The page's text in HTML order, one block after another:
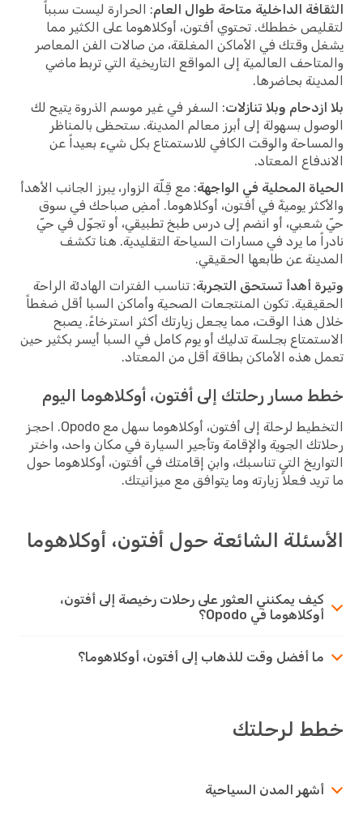
الثقافة الداخلية متاحة طوال العام: الحرارة ليست سبباً
لتقليص خططك. تحتوي أفتون، أوكلاهوما على الكثير مما
يشغل وقتك في الأماكن المغلقة، من صالات الفن المعاصر
والمتاحف العالمية إلى المواقع التاريخية التي تربط ماضي
المدينة بحاضرها.
بلا ازدحام وبلا تنازلات: السفر في غير موسم الذروة يتيح لك
الوصول بسهولة إلى أبرز معالم المدينة. ستحظى بالمناظر
والمساحة والوقت الكافي للاستمتاع بكل شيء بعيداً عن
الاندفاع المعتاد.
الحياة المحلية في الواجهة: مع قِلّة الزوار، يبرز الجانب الأهدأ
والأكثر يوميةً في أفتون، أوكلاهوما. أمضِ صباحك في سوق
حيّ شعبي، أو انضم إلى درس طبخ تطبيقي، أو تجوّل في حيّ
نادراً ما يرد في مسارات السياحة التقليدية. هنا تكشف
المدينة عن طابعها الحقيقي.
وتيرة أهدأ تستحق التجربة: تناسب الفترات الهادئة الراحة
الحقيقية. تكون المنتجعات الصحية وأماكن السبا أقل ضغطاً
خلال هذا الوقت، مما يجعل زيارتك أكثر استرخاءً. يصبح
الاستمتاع بجلسة تدليك أو يوم كامل في السبا أيسر بكثير حين
تعمل هذه الأماكن بطاقة أقل من المعتاد.
خطط مسار رحلتك إلى أفتون، أوكلاهوما اليوم
التخطيط لرحلة إلى أفتون، أوكلاهوما سهل مع Opodo. احجز
رحلاتك الجوية والإقامة وتأجير السيارة في مكان واحد، واختر
التواريخ التي تناسبك، وابنِ إقامتك في أفتون، أوكلاهوما حول
ما تريد فعلاً زيارته وما يتوافق مع ميزانيتك.
الأسئلة الشائعة حول أفتون، أوكلاهوما
كيف يمكنني العثور على رحلات رخيصة إلى أفتون،
أوكلاهوما في Opodo؟
ما أفضل وقت للذهاب إلى أفتون، أوكلاهوما؟
خطط لرحلتك
أشهر المدن السياحية